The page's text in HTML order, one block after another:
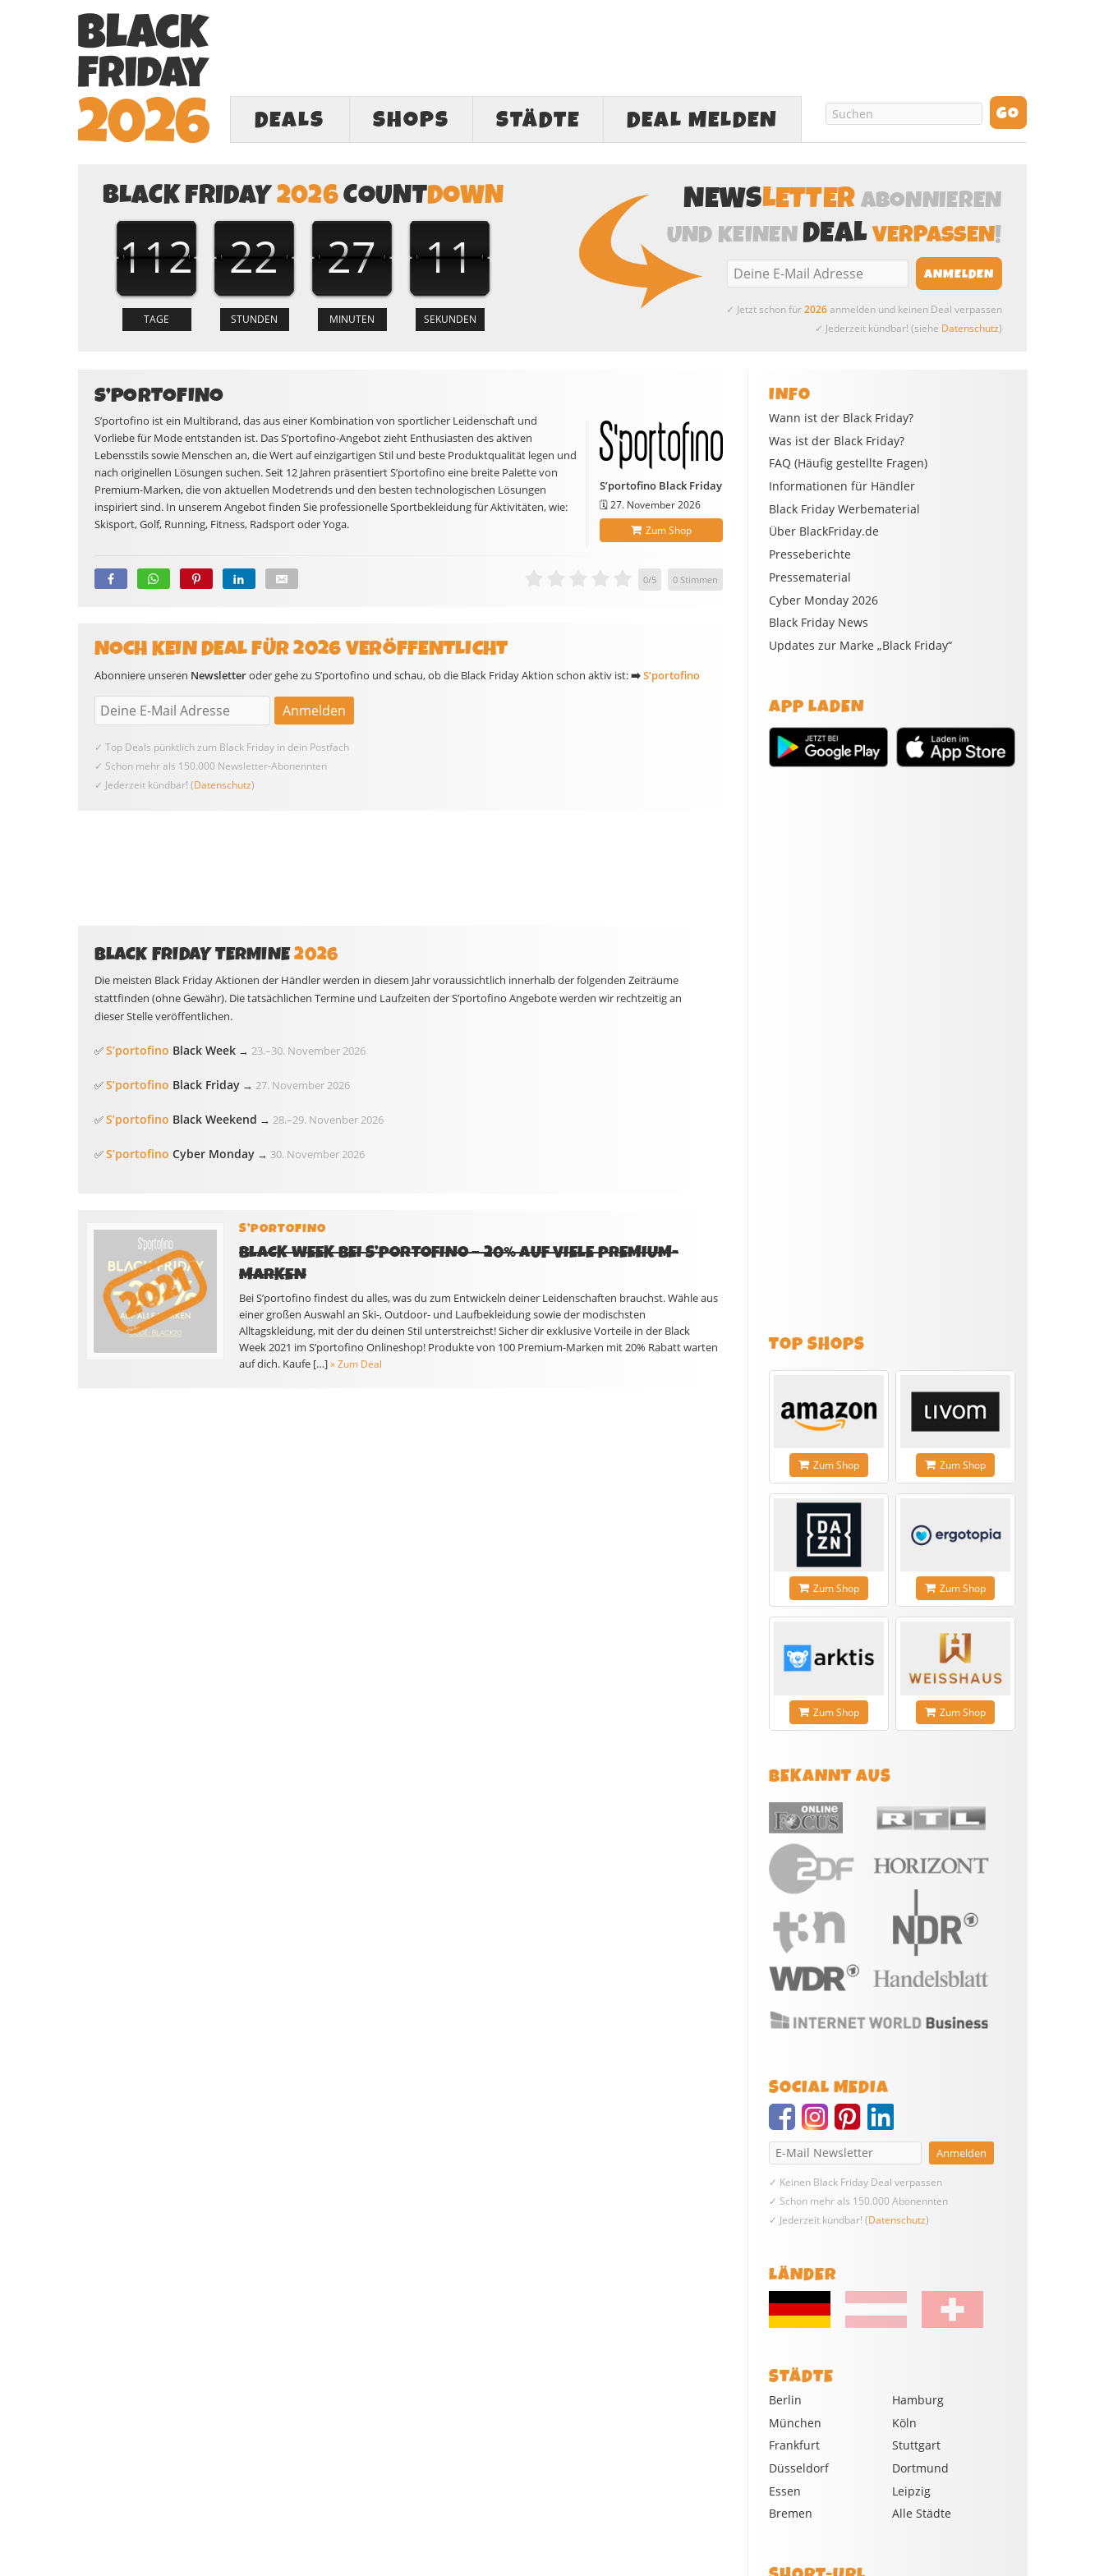
DEALS SHOPS STÄDTE DEAL MELDEN
BLACK FRIDAY2026COUNTDOWN
112 22 27 10
NEWSLETTERABONNIEREN
UND KEINENDEALVERPASSEN!
✓ Jetzt schon für2026anmelden und keinen Deal verpassen
✓ Jederzeit kündbar! (siehe Datenschutz)
S’PORTOFINO
S’portofino Black Friday
🗓️27. November 2026
Zum Shop
S’portofino ist ein Multibrand, das aus einer Kombination von sportlicher Leidenschaft und
Vorliebe für Mode entstanden ist. Das S’portofino-Angebot zieht Enthusiasten des aktiven
Lebensstils sowie Menschen an, die Wert auf einzigartigen Stil und beste Produktqualität legen und
nach originellen Lösungen suchen. Seit 12 Jahren präsentiert S’portofino eine breite Palette von
Premium-Marken, die von aktuellen Modetrends und den besten technologischen Lösungen
inspiriert sind. In unserem Angebot finden Sie professionelle Sportbekleidung für Aktivitäten, wie:
Skisport, Golf, Running, Fitness, Radsport oder Yoga.
0/5 0Stimmen
NOCH KEIN DEAL FÜR 2026 VERÖFFENTLICHT
Abonniere unseren Newsletteroder gehe zu S’portofino und schau, ob die Black Friday Aktion schon aktiv ist:➡️S’portofino
✓ Top Deals pünktlich zum Black Friday in dein Postfach
✓ Schon mehr als 150.000 Newsletter-Abonennten
✓ Jederzeit kündbar! (Datenschutz)
BLACK FRIDAY TERMINE2026
Die meisten Black Friday Aktionen der Händler werden in diesem Jahr voraussichtlich innerhalb der folgenden Zeiträume
stattfinden (ohne Gewähr). Die tatsächlichen Termine und Laufzeiten der S’portofino Angebote werden wir rechtzeitig an
dieser Stelle veröffentlichen.
✅S’portofino Black Week → 23.–30. November 2026
✅S’portofino Black Friday → 27. November 2026
✅S’portofino Black Weekend → 28.–29. Novenber 2026
✅S’portofino Cyber Monday → 30. November 2026
S’PORTOFINO
BLACK WEEK BEI S’PORTOFINO – 20% AUF VIELE PREMIUM-
MARKEN
Bei S’portofino findest du alles, was du zum Entwickeln deiner Leidenschaften brauchst. Wähle aus
einer großen Auswahl an Ski-, Outdoor- und Laufbekleidung sowie der modischsten
Alltagskleidung, mit der du deinen Stil unterstreichst! Sicher dir exklusive Vorteile in der Black
Week 2021 im S’portofino Onlineshop! Produkte von 100 Premium-Marken mit 20% Rabatt warten
auf dich. Kaufe […] » Zum Deal
INFO
Wann ist der Black Friday?
Was ist der Black Friday?
FAQ (Häufig gestellte Fragen)
Informationen für Händler
Black Friday Werbematerial
Über BlackFriday.de
Presseberichte
Pressematerial
Cyber Monday 2026
Black Friday News
Updates zur Marke „Black Friday“
APP LADEN
TOP SHOPS
Zum Shop Zum Shop
Zum Shop Zum Shop
Zum Shop Zum Shop
BEKANNT AUS
SOCIAL MEDIA
✓ Keinen Black Friday Deal verpassen
✓ Schon mehr als 150.000 Abonennten
✓ Jederzeit kündbar! (Datenschutz)
LÄNDER
STÄDTE
Berlin
Hamburg
München
Köln
Frankfurt
Stuttgart
Düsseldorf
Dortmund
Essen
Leipzig
Bremen
Alle Städte